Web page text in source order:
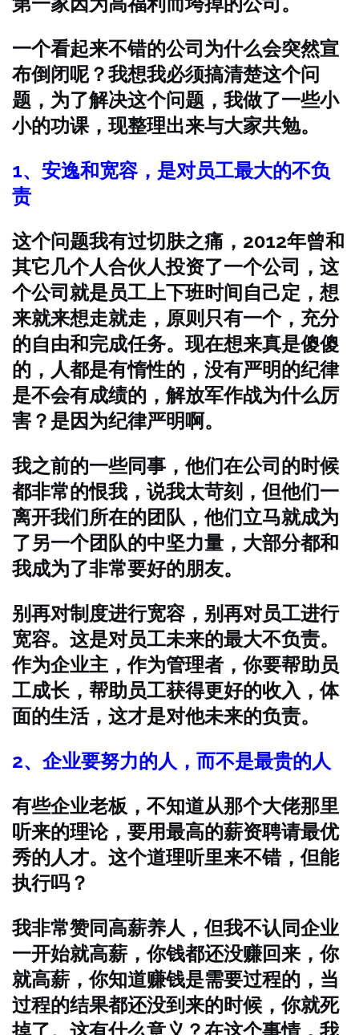
一个看起来不错的公司为什么会突然宣
布倒闭呢？我想我必须搞清楚这个问
题，为了解决这个问题，我做了一些小
小的功课，现整理出来与大家共勉。
1、安逸和宽容，是对员工最大的不负
责
这个问题我有过切肤之痛，2012年曾和
其它几个人合伙人投资了一个公司，这
个公司就是员工上下班时间自己定，想
来就来想走就走，原则只有一个，充分
的自由和完成任务。现在想来真是傻傻
的，人都是有惰性的，没有严明的纪律
是不会有成绩的，解放军作战为什么厉
害？是因为纪律严明啊。
我之前的一些同事，他们在公司的时候
都非常的恨我，说我太苛刻，但他们一
离开我们所在的团队，他们立马就成为
了另一个团队的中坚力量，大部分都和
我成为了非常要好的朋友。
别再对制度进行宽容，别再对员工进行
宽容。这是对员工未来的最大不负责。
作为企业主，作为管理者，你要帮助员
工成长，帮助员工获得更好的收入，体
面的生活，这才是对他未来的负责。
2、企业要努力的人，而不是最贵的人
有些企业老板，不知道从那个大佬那里
听来的理论，要用最高的薪资聘请最优
秀的人才。这个道理听里来不错，但能
执行吗？
我非常赞同高薪养人，但我不认同企业
一开始就高薪，你钱都还没赚回来，你
就高薪，你知道赚钱是需要过程的，当
过程的结果都还没到来的时候，你就死